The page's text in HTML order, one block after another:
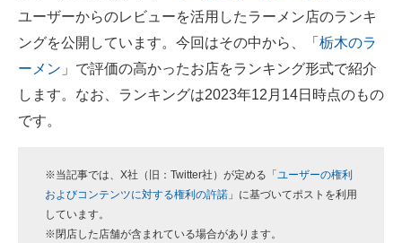
スマホと通信の最新トレンド
進化するPCとデバイスの未来
好きが集まる 比べて選べる
AI活用のいまが分かる
企業ITのトレンドを詳説
ユーザーからのレビューを活用したラーメン店のランキ
ングを公開しています。今回はその中から、「 栃木のラ
ーメン 」で評価の高かったお店をランキング形式で紹介
します。なお、ランキングは2023年12月14日時点のもの
です。
※当記事では、X社（旧：Twitter社）が定める「 ユーザーの権利
およびコンテンツに対する権利の許諾 」に基づいてポストを利用
しています。
※閉店した店舗が含まれている場合があります。